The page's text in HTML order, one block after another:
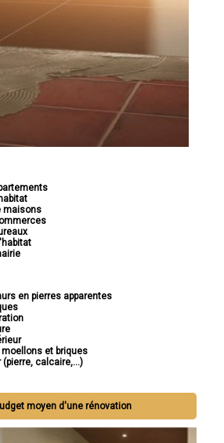
maisons
en pierres apparentes
et briques
(pierre, calcaire,...)
moyen d'une rénovation